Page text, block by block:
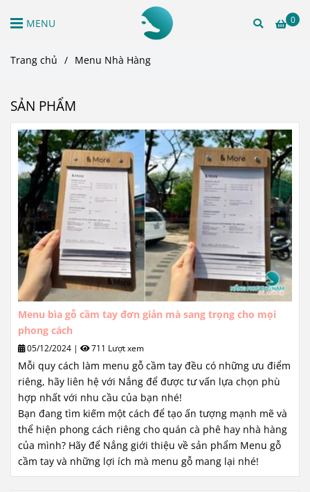
0
MENU
Trang chủ / Menu Nhà Hàng
SẢN PHẨM
Menu bìa gỗ cầm tay đơn giản mà sang trọng cho mọi
phong cách
05/12/2024 | 711 Lượt xem
Mỗi quy cách làm menu gỗ cầm tay đều có những ưu điểm
riêng, hãy liên hệ với Nắng để được tư vấn lựa chọn phù
hợp nhất với nhu cầu của bạn nhé!
Bạn đang tìm kiếm một cách để tạo ấn tượng mạnh mẽ và
thể hiện phong cách riêng cho quán cà phê hay nhà hàng
của mình? Hãy để Nắng giới thiệu về sản phẩm Menu gỗ
cầm tay và những lợi ích mà menu gỗ mang lại nhé!